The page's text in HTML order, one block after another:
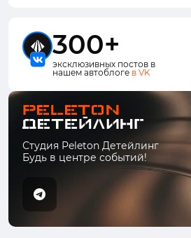
300+
эксклюзивных постов в
нашем автоблоге в VK
Студия Peleton Детейлинг
Будь в центре событий!